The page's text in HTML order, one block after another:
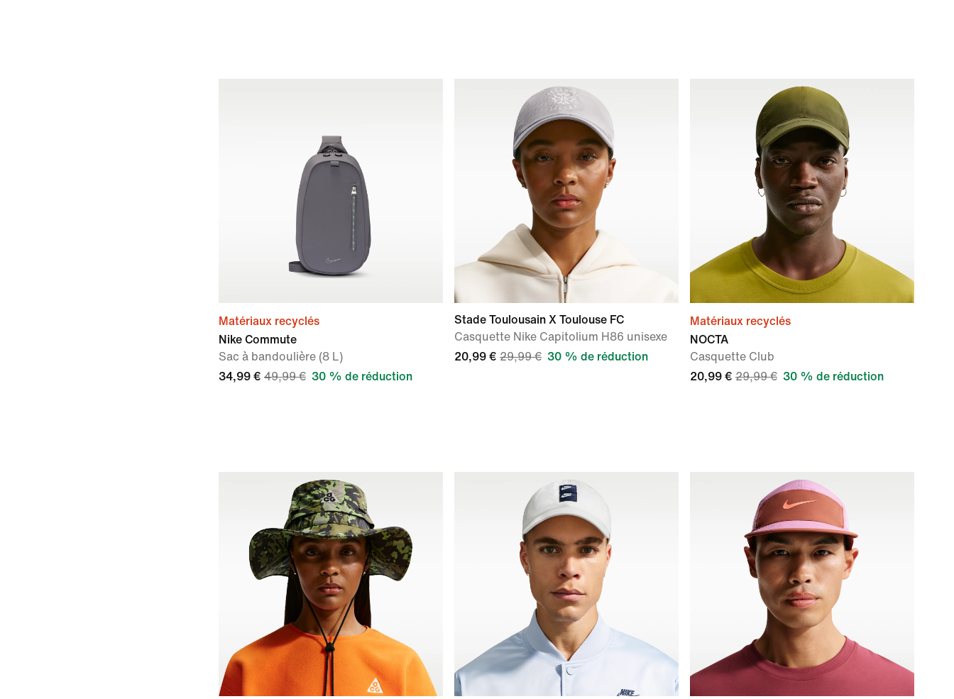
Matériaux recyclés
Nike Commute
Sac à bandoulière (8 L)
34,99 € 49,99 € 30 % de réduction
Stade Toulousain X Toulouse FC
Casquette Nike Capitolium H86 unisexe
20,99 € 29,99 € 30 % de réduction
Matériaux recyclés
NOCTA
Casquette Club
20,99 € 29,99 € 30 % de réduction